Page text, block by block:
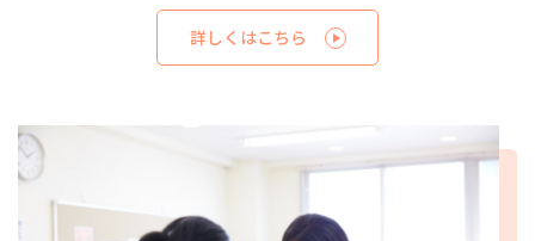
詳しくはこちら